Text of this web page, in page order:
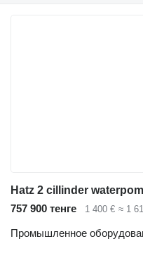
Hatz 2 cillinder
757 900 тенге
1 400 € ≈ 1
Промышленное